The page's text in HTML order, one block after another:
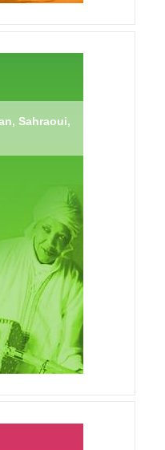
Sahraoui,